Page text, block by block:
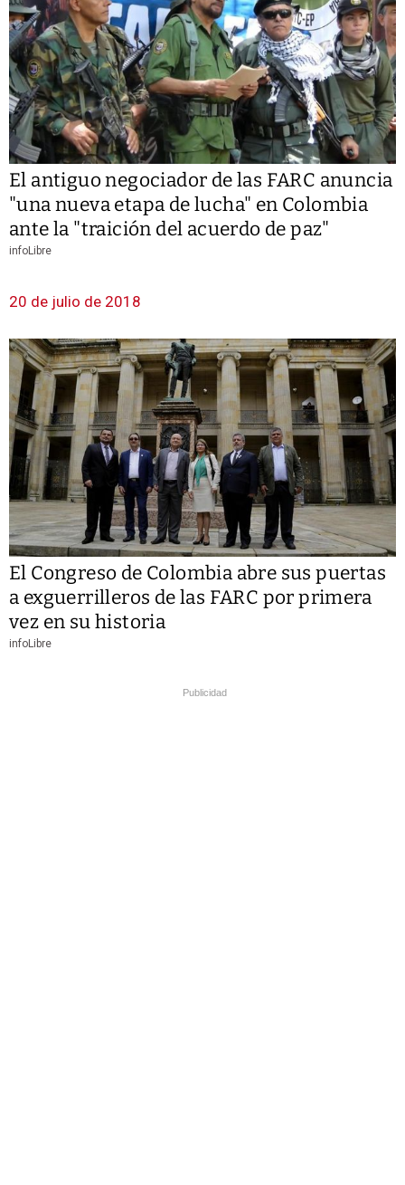
El antiguo negociador de las FARC anuncia
"una nueva etapa de lucha" en Colombia
ante la "traición del acuerdo de paz"
infoLibre
20 de julio de 2018
El Congreso de Colombia abre sus puertas
a exguerrilleros de las FARC por primera
vez en su historia
infoLibre
Publicidad